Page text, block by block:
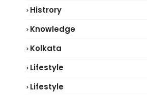
Histrory
Knowledge
Kolkata
Lifestyle
Lifestyle